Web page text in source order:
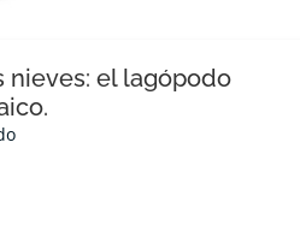
nieves: el lagópodo